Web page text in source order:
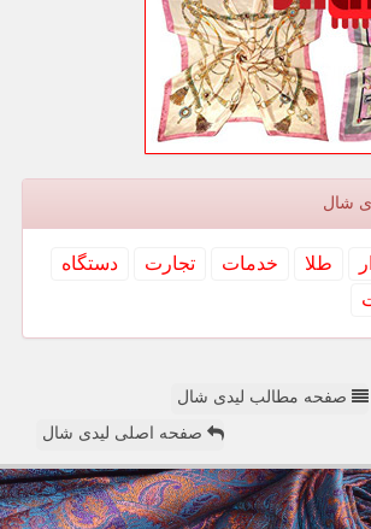
شال
طلا خدمات تجارت
دستگاه
صفحه مطالب لیدی شال
صفحه اصلی لیدی شال